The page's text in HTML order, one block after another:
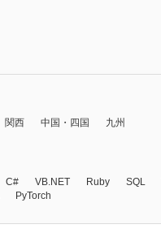
関西 中国・四国 九州
C# VB.NET Ruby SQL
PyTorch